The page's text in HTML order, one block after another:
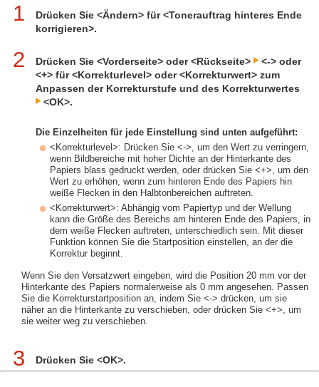
1
Drücken Sie <Ändern> für <Tonerauftrag hinteres Ende
korrigieren>.
2 Drücken Sie <Vorderseite> oder <Rückseite>
<-> oder
<+> für <Korrekturlevel> oder <Korrekturwert> zum
Anpassen der Korrekturstufe und des Korrekturwertes
<OK>.
Die Einzelheiten für jede Einstellung sind unten aufgeführt:
<Korrekturlevel>: Drücken Sie <->, um den Wert zu verringern,
wenn Bildbereiche mit hoher Dichte an der Hinterkante des
Papiers blass gedruckt werden, oder drücken Sie <+>, um den
Wert zu erhöhen, wenn zum hinteren Ende des Papiers hin
weiße Flecken in den Halbtonbereichen auftreten.
<Korrekturwert>: Abhängig vom Papiertyp und der Wellung
kann die Größe des Bereichs am hinteren Ende des Papiers, in
dem weiße Flecken auftreten, unterschiedlich sein. Mit dieser
Funktion können Sie die Startposition einstellen, an der die
Korrektur beginnt.
Wenn Sie den Versatzwert eingeben, wird die Position 20 mm vor der
Hinterkante des Papiers normalerweise als 0 mm angesehen. Passen
Sie die Korrekturstartposition an, indem Sie <-> drücken, um sie
näher an die Hinterkante zu verschieben, oder drücken Sie <+>, um
sie weiter weg zu verschieben.
3 Drücken Sie <OK>.